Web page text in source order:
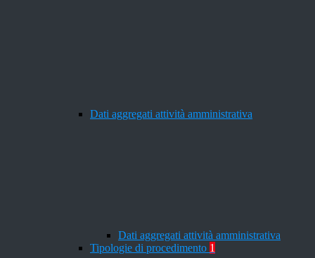
Dati aggregati attività amministrativa
Dati aggregati attività amministrativa
Tipologie di procedimento 1